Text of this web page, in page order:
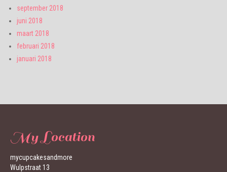
september 2018
juni 2018
maart 2018
februari 2018
januari 2018
My Location
mycupcakesandmore
Wulpstraat 13